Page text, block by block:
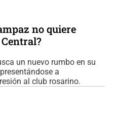
no quiere
un nuevo rumbo en su
a
al club rosarino.